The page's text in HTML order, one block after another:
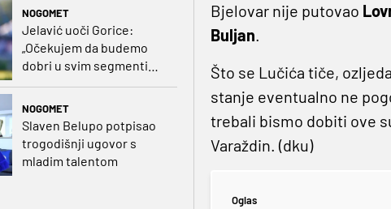
NOGOMET
Jelavić uoči Gorice:
„Očekujem da budemo
dobri u svim segmentima
NOGOMET
Slaven Belupo potpisao
trogodišnji ugovor s
mladim talentom
Bjelovar nije putovao
Buljan.
Što se Lučića tiče,
stanje eventualno ne
trebali bismo dobiti ove
Varaždin. (dku)
Oglas